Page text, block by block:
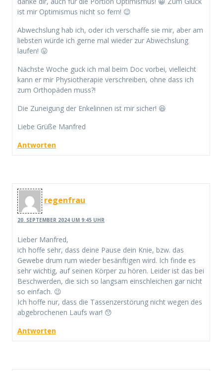
ist mir Optimismus nicht so fern! 😉
Abwechslung hab ich, oder ich verschaffe sie mir, aber am
liebsten würde ich gerne mal wieder zur Abwechslung
laufen! 😛
Nächste Woche guck ich mal beim Doc vorbei, vielleicht
kann er mir Physiotherapie verschreiben, ohne dass ich
zum Orthopäden muss?!
Die Zuneigung der Enkelinnen ist mir sicher! 😆
Liebe Grüße Manfred
Antworten
regenfrau
20. SEPTEMBER 2024 UM 9:45 UHR
Lieber Manfred,
ich hoffe sehr, dass deine Pause dein Knie, bzw. das
Gewebe drum rum wieder besänftigen wird. Ich finde es
sehr wichtig, auf seinen Körper zu hören. Leider ist das bei
Beschwerden, die sich so langsam einschleichen gar nicht
so einfach. 😉
Ich hoffe nur, dass die Tassenzerstörung nicht wegen des
abgebrochenen Laufs war! 😯
Antworten